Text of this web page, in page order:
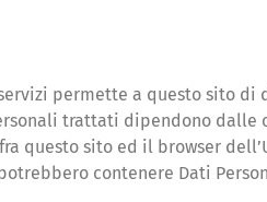
permette a questo sito
trattati dipendono
questo sito ed il browser
contenere Dati